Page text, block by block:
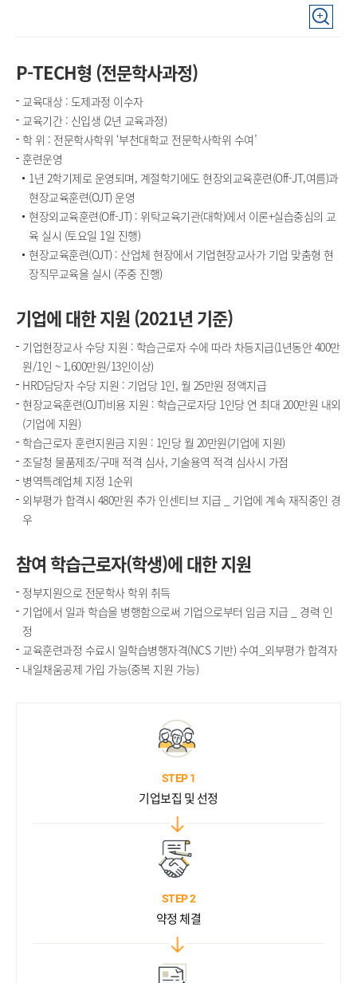
P-TECH형 (전문학사과정)
교육대상 : 도제과정 이수자
교육기간 : 신입생 (2년 교육과정)
학 위 : 전문학사학위 ‘부천대학교 전문학사학위 수여’
훈련운영
1년 2학기제로 운영되며, 계절학기에도 현장외교육훈련(Off-JT,여름)과
현장교육훈련(OJT) 운영
현장외교육훈련(Off-JT) : 위탁교육기관(대학)에서 이론+실습중심의 교
육 실시 (토요일 1일 진행)
현장교육훈련(OJT) : 산업체 현장에서 기업현장교사가 기업 맞춤형 현
장직무교육을 실시 (주중 진행)
기업에 대한 지원 (2021년 기준)
기업현장교사 수당 지원 : 학습근로자 수에 따라 차등지급(1년동안 400만
원/1인 ~ 1,600만원/13인이상)
HRD담당자 수당 지원 : 기업당 1인, 월 25만원 정액지급
현장교육훈련(OJT)비용 지원 : 학습근로자당 1인당 연 최대 200만원 내외
(기업에 지원)
학습근로자 훈련지원금 지원 : 1인당 월 20만원(기업에 지원)
조달청 물품제조/구매 적격 심사, 기술용역 적격 심사시 가점
병역특례업체 지정 1순위
외부평가 합격시 480만원 추가 인센티브 지급 _ 기업에 계속 재직중인 경
우
참여 학습근로자(학생)에 대한 지원
정부지원으로 전문학사 학위 취득
기업에서 일과 학습을 병행함으로써 기업으로부터 임금 지급 _ 경력 인
정
교육훈련과정 수료시 일학습병행자격(NCS 기반) 수여_외부평가 합격자
내일채움공제 가입 가능(중복 지원 가능)
STEP 1
기업보집 및 선정
STEP 2
약정 체결